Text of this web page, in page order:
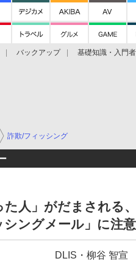
バックアップ 基礎知識・入門
詐欺/フィッシング
た人」がだまされる
ングメール」に注意
DLIS・柳谷 智宣